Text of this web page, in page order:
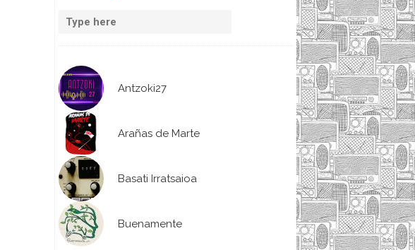
Antzoki27
Arañas de Marte
Basati Irratsaioa
Buenamente